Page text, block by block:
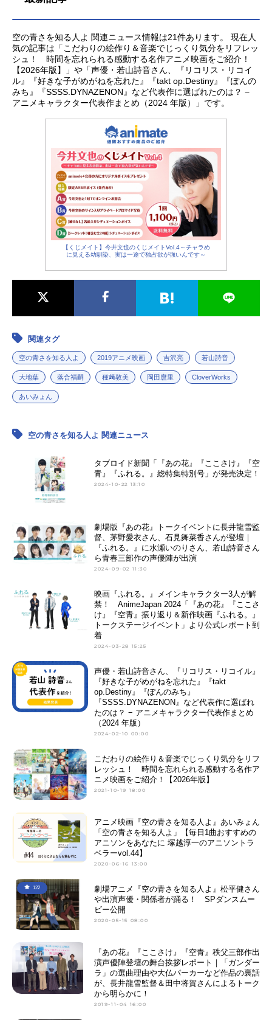
空の青さを知る人よ 関連ニュース情報は21件あります。 現在人
気の記事は「こだわりの絵作り＆音楽でじっくり気分をリフレッ
シュ！ 時間を忘れられる感動する名作アニメ映画をご紹介！
【2026年版】」や「声優・若山詩音さん、『リコリス・リコイ
ル』『好きな子がめがねを忘れた』『takt op.Destiny』『ぽんの
みち』『SSSS.DYNAZENON』など代表作に選ばれたのは？ −
アニメキャラクター代表作まとめ（2024 年版）」です。
【くじメイト】今井文也のくじメイトVol.4～チャラめ
に見える幼馴染、実は一途で独占欲が強いんです～
関連タグ
空の青さを知る人よ 2019アニメ映画 吉沢亮 若山詩音
大地葉 落合福嗣 種﨑敦美 岡田麿里 CloverWorks
あいみょん
空の青さを知る人よ 関連ニュース
タブロイド新聞「『あの花』『ここさけ』『空
青』『ふれる。』総特集特別号」が発売決定！
2024-10-22 13:10
劇場版『あの花』トークイベントに長井龍雪監
督、茅野愛衣さん、石見舞菜香さんが登壇｜
『ふれる。』に水瀬いのりさん、若山詩音さん
ら青春三部作の声優陣が出演
2024-09-02 11:30
映画『ふれる。』メインキャラクター3人が解
禁！ AnimeJapan 2024「『あの花』『ここさ
け』『空青』振り返り＆新作映画『ふれる。』
トークステージイベント」より公式レポート到
着
2024-03-28 15:25
声優・若山詩音さん、『リコリス・リコイル』
『好きな子がめがねを忘れた』『takt
op.Destiny』『ぽんのみち』
『SSSS.DYNAZENON』など代表作に選ばれ
たのは？ − アニメキャラクター代表作まとめ
（2024 年版）
2024-02-10 00:00
こだわりの絵作り＆音楽でじっくり気分をリフ
レッシュ！ 時間を忘れられる感動する名作ア
ニメ映画をご紹介！【2026年版】
2021-10-19 18:00
アニメ映画『空の青さを知る人よ』あいみょん
「空の青さを知る人よ」【毎日1曲おすすめの
アニソンをあなたに 塚越淳一のアニソントラ
ベラーvol.44】
2020-06-16 13:00
122
劇場アニメ『空の青さを知る人よ』松平健さん
や出演声優・関係者が踊る！ SPダンスムー
ビー公開
2020-05-15 08:00
『あの花』『ここさけ』『空青』秩父三部作出
演声優陣登壇の舞台挨拶レポート｜「ガンダー
ラ」の選曲理由や大仏パーカーなど作品の裏話
が、長井龍雪監督＆田中将賀さんによるトーク
から明らかに！
2019-11-04 16:00